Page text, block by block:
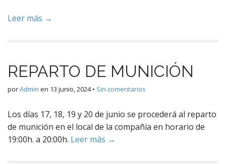
Leer más →
REPARTO DE MUNICIÓN
porAdmin en 13 junio, 2024• Sin comentarios
Los días 17, 18, 19 y 20 de junio se procederá al reparto
de munición en el local de la compañía en horario de
19:00h. a 20:00h. Leer más →